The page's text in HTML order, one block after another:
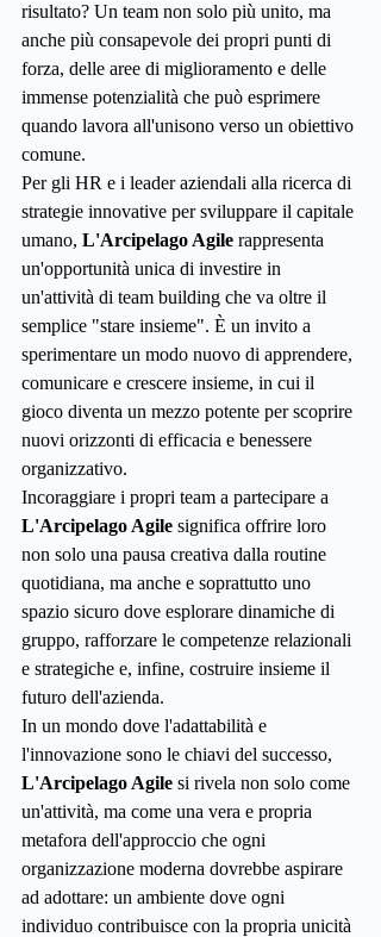
risultato? Un team non solo più unito, ma
anche più consapevole dei propri punti di
forza, delle aree di miglioramento e delle
immense potenzialità che può esprimere
quando lavora all'unisono verso un obiettivo
comune.
Per gli HR e i leader aziendali alla ricerca di
strategie innovative per sviluppare il capitale
umano, L'Arcipelago Agile rappresenta
un'opportunità unica di investire in
un'attività di team building che va oltre il
semplice "stare insieme". È un invito a
sperimentare un modo nuovo di apprendere,
comunicare e crescere insieme, in cui il
gioco diventa un mezzo potente per scoprire
nuovi orizzonti di efficacia e benessere
organizzativo.
Incoraggiare i propri team a partecipare a
L'Arcipelago Agile significa offrire loro
non solo una pausa creativa dalla routine
quotidiana, ma anche e soprattutto uno
spazio sicuro dove esplorare dinamiche di
gruppo, rafforzare le competenze relazionali
e strategiche e, infine, costruire insieme il
futuro dell'azienda.
In un mondo dove l'adattabilità e
l'innovazione sono le chiavi del successo,
L'Arcipelago Agile si rivela non solo come
un'attività, ma come una vera e propria
metafora dell'approccio che ogni
organizzazione moderna dovrebbe aspirare
ad adottare: un ambiente dove ogni
individuo contribuisce con la propria unicità